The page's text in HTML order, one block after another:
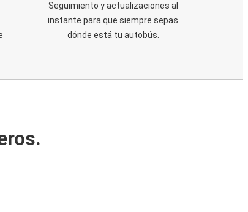
Seguimiento y actualizaciones al
instante para que siempre sepas
dónde está tu autobús.